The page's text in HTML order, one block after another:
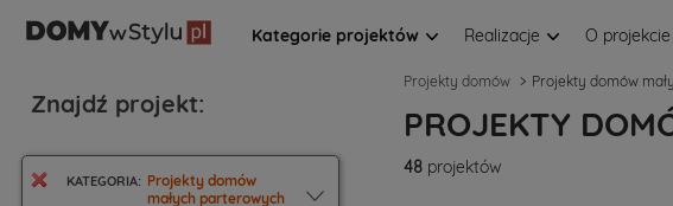
Kategorie projektów Realizacje O projekcie
Projekty domów Projekty domów
PROJEKTY
48 projektów
Znajdź projekt:
KATEGORIA: Projekty domów
małych parterowych